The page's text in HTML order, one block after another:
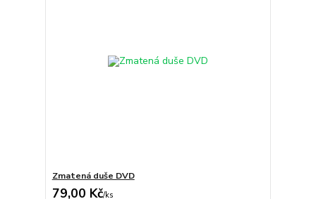
Zmatená duše DVD
79,00 Kč/ks